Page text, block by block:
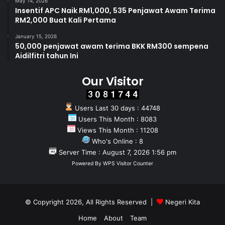
Insentif APC Naik RM1,000, 535 Penjawat Awam Terima
RM2,000 Buat Kali Pertama
January 15, 2026
50,000 penjawat awam terima BKK RM300 sempena
Aidilfitri tahun Ini
Our Visitor
Users Last 30 days : 44748
Users This Month : 8083
Views This Month : 11208
Who's Online : 8
Server Time : August 7, 2026 1:56 pm
Powered By WPS Visitor Counter
© Copyright 2026, All Rights Reserved |
Negeri Kita
Home
About Team